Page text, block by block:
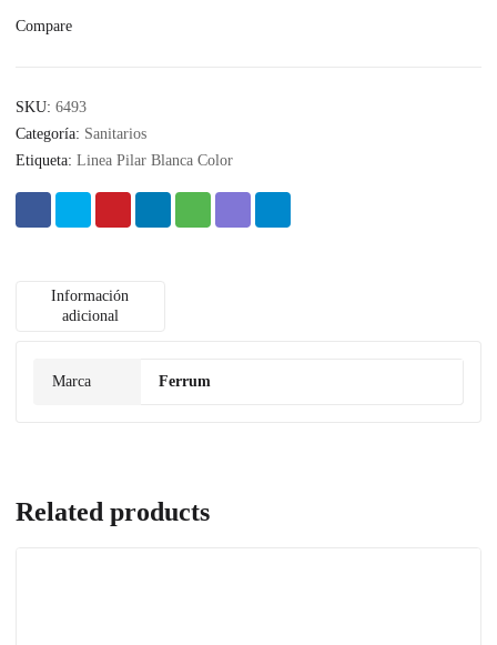
Compare
SKU: 6493
Categoría: Sanitarios
Etiqueta: Linea Pilar Blanca Color
Información
adicional
Marca Ferrum
Related products